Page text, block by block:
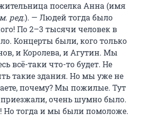
поселка Анна (имя
ред.). — Людей тогда было
По 2–3 тысячи человек в
Концерты были, кого только
и Королева, и Агутин. Мы
всё-таки что-то будет. Не
такие здания. Но мы уже не
почему? Мы пожилые. Тут
очень шумно было.
Но тогда и мы были помоложе.